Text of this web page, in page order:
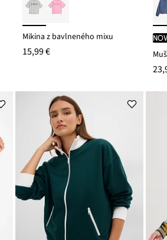
Mikina z bavlneného mixu
15,99 €